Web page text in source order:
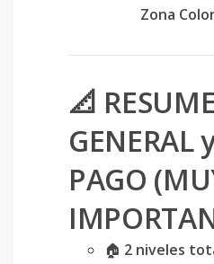
Zona
📐
GENERAL
PAGO
🏠 2 niveles